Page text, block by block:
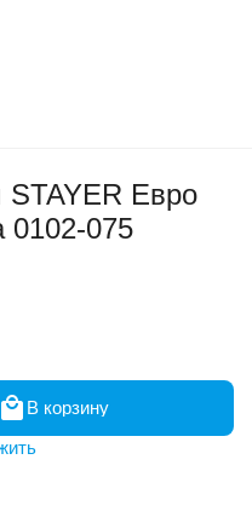
STAYER Евро
0102-075
В корзину